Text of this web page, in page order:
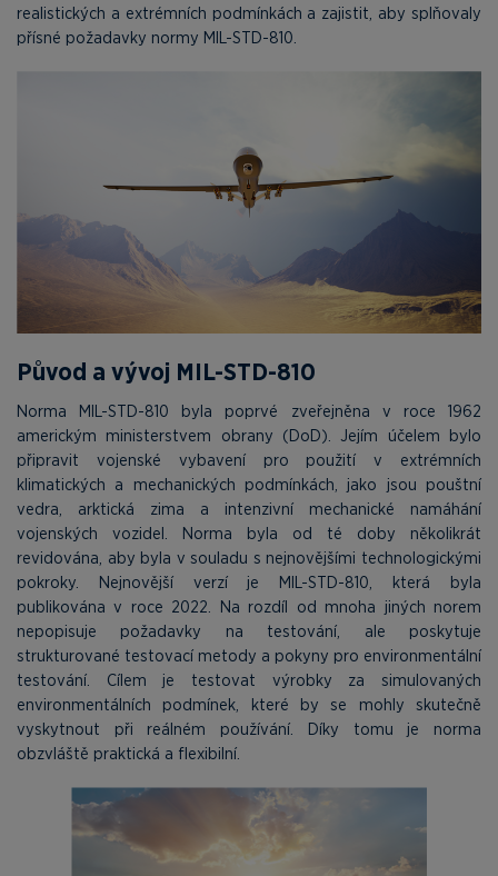
realistických a extrémních podmínkách a zajistit, aby splňovaly
přísné požadavky normy MIL-STD-810.
Původ a vývoj MIL-STD-810
Norma MIL-STD-810 byla poprvé zveřejněna v roce 1962
americkým ministerstvem obrany (DoD). Jejím účelem bylo
připravit vojenské vybavení pro použití v extrémních
klimatických a mechanických podmínkách, jako jsou pouštní
vedra, arktická zima a intenzivní mechanické namáhání
vojenských vozidel. Norma byla od té doby několikrát
revidována, aby byla v souladu s nejnovějšími technologickými
pokroky. Nejnovější verzí je MIL-STD-810, která byla
publikována v roce 2022. Na rozdíl od mnoha jiných norem
nepopisuje požadavky na testování, ale poskytuje
strukturované testovací metody a pokyny pro environmentální
testování. Cílem je testovat výrobky za simulovaných
environmentálních podmínek, které by se mohly skutečně
vyskytnout při reálném používání. Díky tomu je norma
obzvláště praktická a flexibilní.